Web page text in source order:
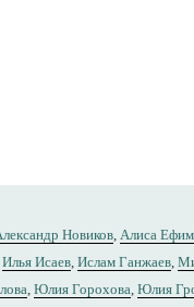
Новиков, Алиса
Илья Исаев, Ислам Ганжаев,
, Юлия Горохова, Юлия